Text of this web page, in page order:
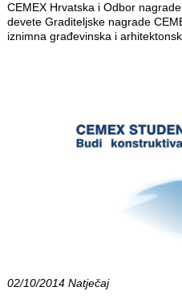
CEMEX Hrvatska i Odbor
devete Graditeljske nagrade
iznimna građevinska i
02/10/2014 Natječaj